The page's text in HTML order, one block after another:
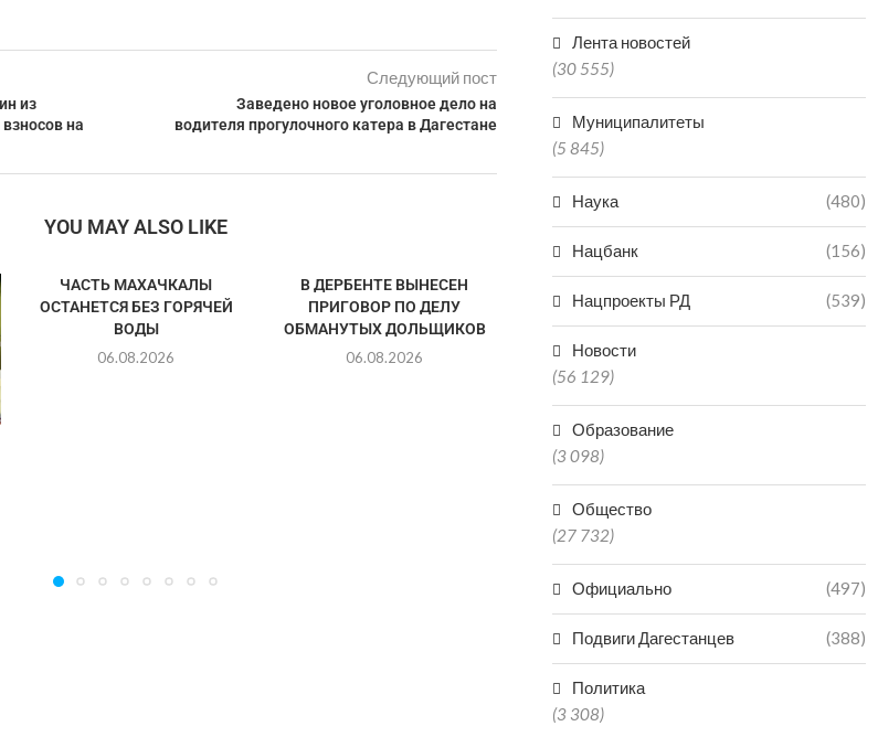
из
на
Следующий пост
Заведено новое уголовное дело на
водителя прогулочного катера в Дагестане
YOU MAY ALSO LIKE
ЧАСТЬ МАХАЧКАЛЫ
ОСТАНЕТСЯ БЕЗ ГОРЯЧЕЙ
ВОДЫ
06.08.2026
В ДЕРБЕНТЕ ВЫНЕСЕН
ПРИГОВОР ПО ДЕЛУ
ОБМАНУТЫХ ДОЛЬЩИКОВ
06.08.2026
VR-ТЕХНОЛОГИИ
06.08.2026
Лента новостей
(30 555)
Муниципалитеты
(5 845)
Наука (480)
Нацбанк (156)
Нацпроекты РД (539)
Новости
(56 129)
Образование
(3 098)
Общество
(27 732)
Официально (497)
Подвиги Дагестанцев (388)
Политика
(3 308)